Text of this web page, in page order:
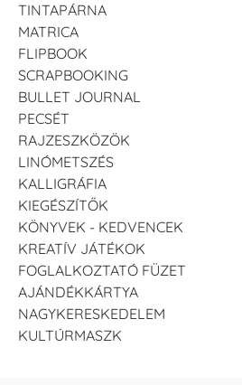
TINTAPÁRNA
MATRICA
FLIPBOOK
SCRAPBOOKING
BULLET JOURNAL
PECSÉT
RAJZESZKÖZÖK
LINÓMETSZÉS
KALLIGRÁFIA
KIEGÉSZÍTŐK
KÖNYVEK - KEDVENCEK
KREATÍV JÁTÉKOK
FOGLALKOZTATÓ FÜZET
AJÁNDÉKKÁRTYA
NAGYKERESKEDELEM
KULTÚRMASZK